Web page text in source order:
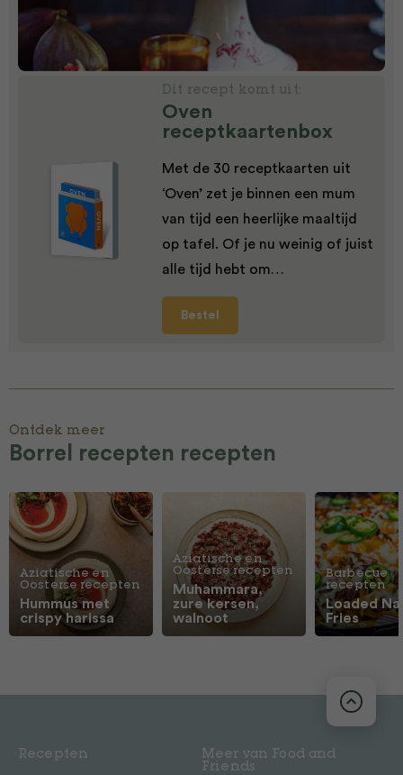
Dit recept komt uit:
Oven
receptkaartenbox
Met de 30 receptkaarten uit
‘Oven’ zet je binnen een mum
van tijd een heerlijke maaltijd
op tafel. Of je nu weinig of juist
alle tijd hebt om…
Bestel
Ontdek meer
Borrel recepten recepten
Aziatische en
Oosterse recepten
Hummus met
crispy harissa
Aziatische en
Oosterse recepten
Muhammara,
zure kersen,
walnoot
Barbecue
recepten
Loaded
Fries
Recepten
Meer van Food and
Friends